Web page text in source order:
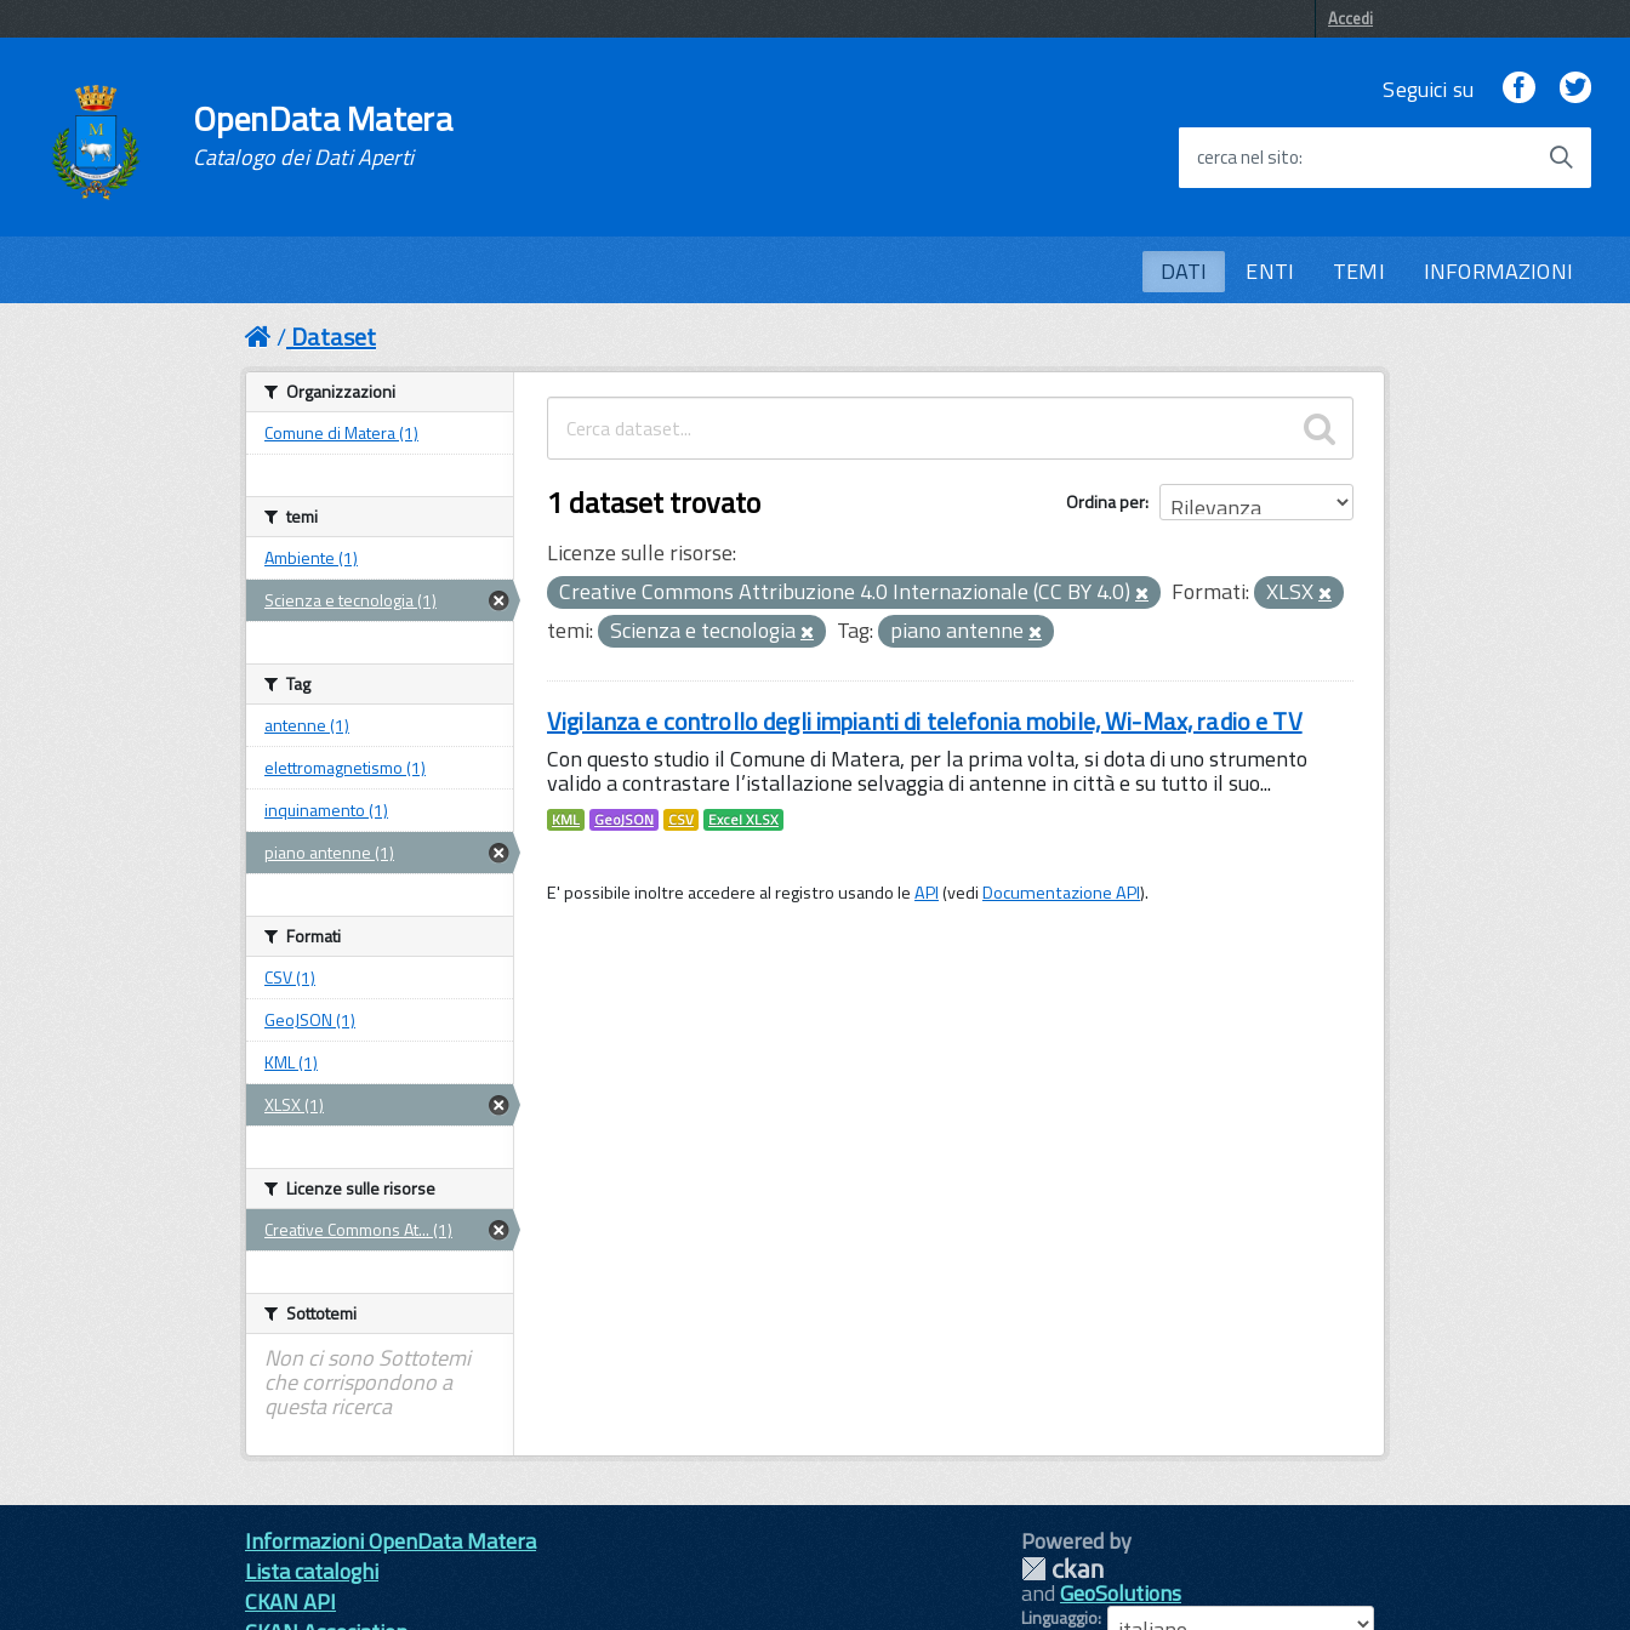
Accedi
OpenData Matera
Catalogo dei Dati Aperti
Seguici su Facebook
cerca nel sito
DATI ENTI TEMI INFORMAZIONI
Dataset
Ordina per
1 dataset trovato
Licenze sulle risorse:
Creative Commons Attribuzione 4.0 Internazionale (CC BY 4.0)
Formati: XLSX
temi: Scienza e tecnologia Tag: piano antenne
Vigilanza e controllo degli impianti di telefonia mobile, Wi-Max, radio e TV
Con questo studio il Comune di Matera, per la prima volta, si dota di uno strumento
valido a contrastare l’istallazione selvaggia di antenne in città e su tutto il suo...
KML GeoJSON CSV Excel XLSX
E' possibile inoltre accedere al registro usando leAPI(vediDocumentazione API).
Organizzazioni
Comune di Matera (1)
temi
Ambiente (1)
Scienza e tecnologia (1)
Tag
antenne (1)
elettromagnetismo (1)
inquinamento (1)
piano antenne (1)
Formati
CSV (1)
GeoJSON (1)
KML (1)
XLSX (1)
Licenze sulle risorse
Creative Commons At... (1)
Sottotemi
Non ci sono Sottotemi
che corrispondono a
questa ricerca
Informazioni OpenData Matera
Lista cataloghi
CKAN API
Powered by
andGeoSolutions
Linguaggio